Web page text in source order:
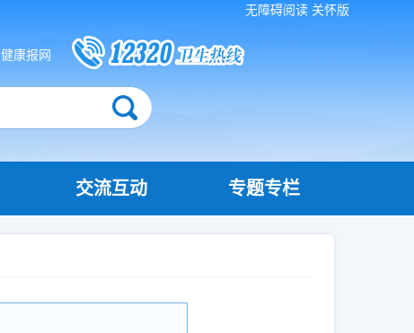
无障碍阅读 关怀版
健康报网
交流互动 专题专栏